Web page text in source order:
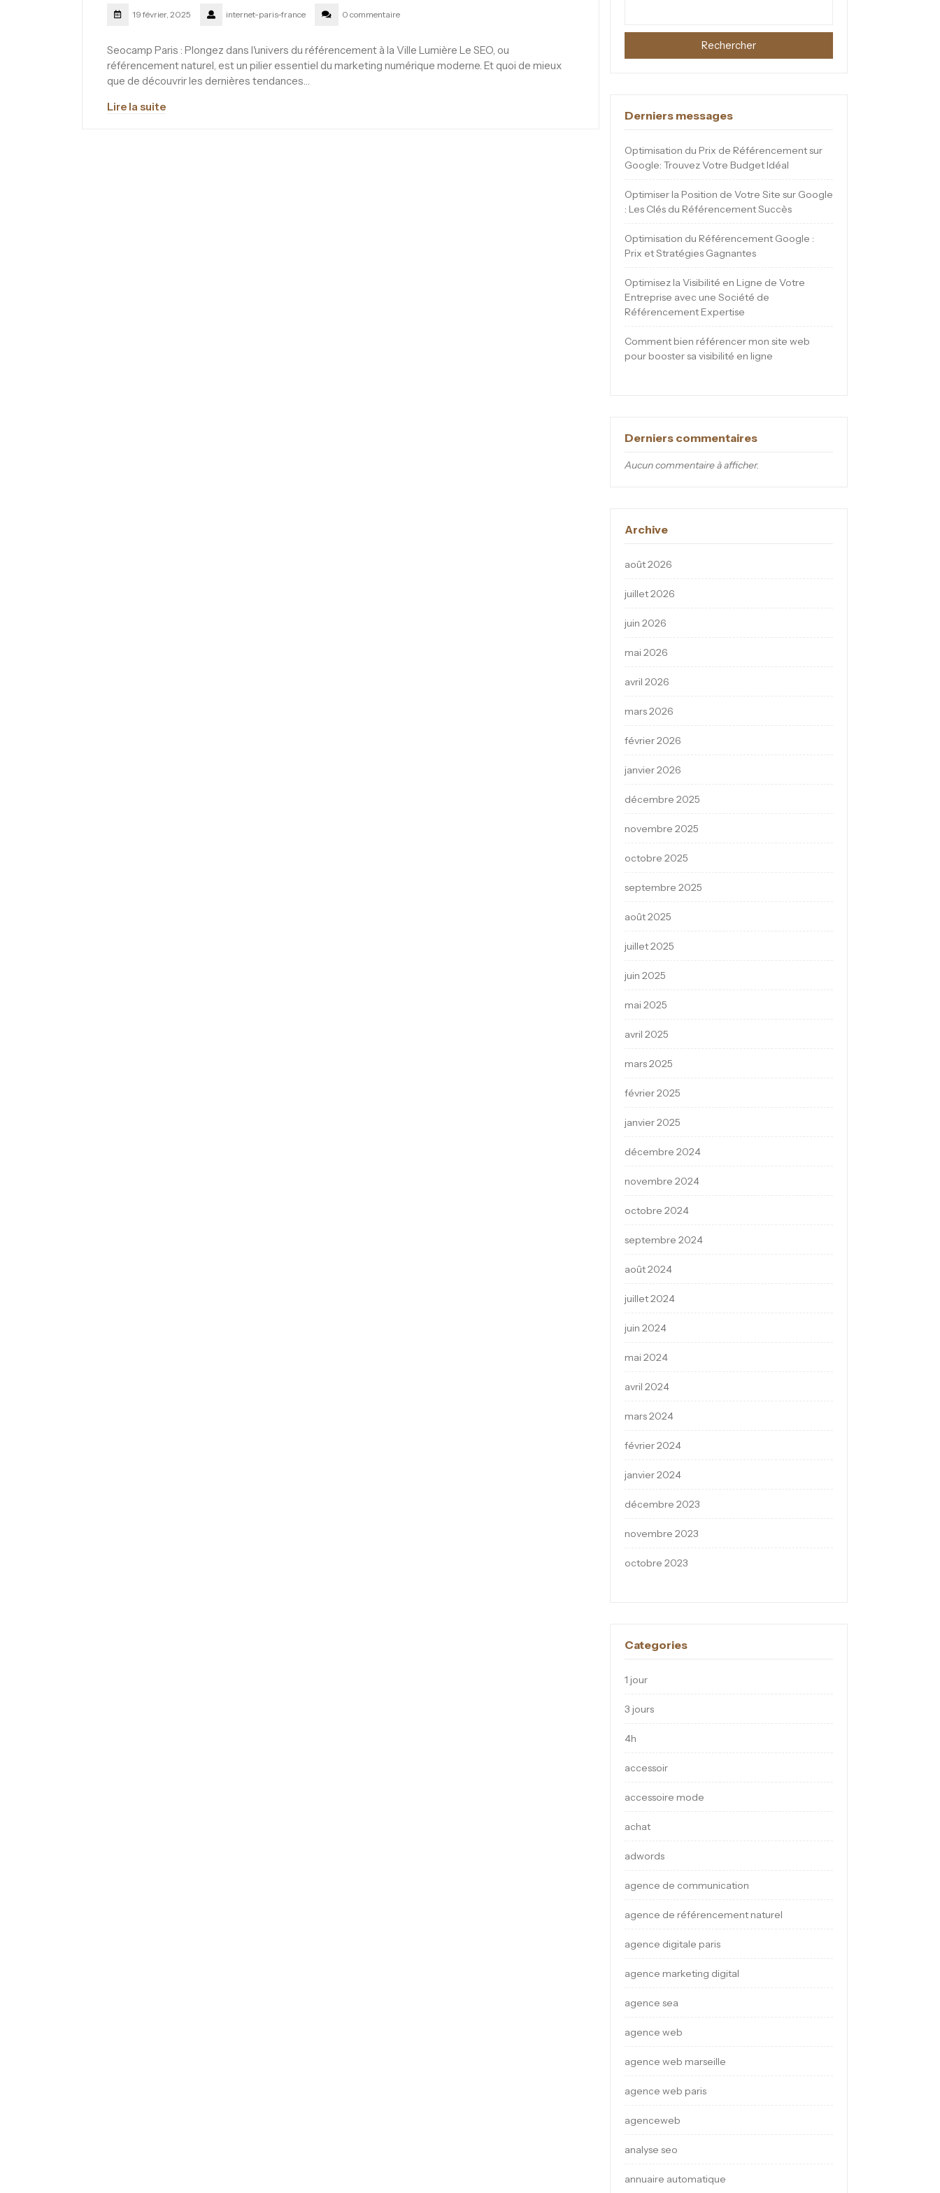
19 février, 2025 internet-paris-france 0 commentaire
Seocamp Paris : Plongez dans l'univers du référencement à la Ville Lumière Le SEO, ou
référencement naturel, est un pilier essentiel du marketing numérique moderne. Et quoi de mieux
que de découvrir les dernières tendances…
Lire la suite
Rechercher
Derniers messages
Optimisation du Prix de Référencement sur
Google: Trouvez Votre Budget Idéal
Optimiser la Position de Votre Site sur Google
: Les Clés du Référencement Succès
Optimisation du Référencement Google :
Prix et Stratégies Gagnantes
Optimisez la Visibilité en Ligne de Votre
Entreprise avec une Société de
Référencement Expertise
Comment bien référencer mon site web
pour booster sa visibilité en ligne
Derniers commentaires
Aucun commentaire à afficher.
Archive
août 2026
juillet 2026
juin 2026
mai 2026
avril 2026
mars 2026
février 2026
janvier 2026
décembre 2025
novembre 2025
octobre 2025
septembre 2025
août 2025
juillet 2025
juin 2025
mai 2025
avril 2025
mars 2025
février 2025
janvier 2025
décembre 2024
novembre 2024
octobre 2024
septembre 2024
août 2024
juillet 2024
juin 2024
mai 2024
avril 2024
mars 2024
février 2024
janvier 2024
décembre 2023
novembre 2023
octobre 2023
Categories
1 jour
3 jours
4h
accessoir
accessoire mode
achat
adwords
agence de communication
agence de référencement naturel
agence digitale paris
agence marketing digital
agence sea
agence web
agence web marseille
agence web paris
agenceweb
analyse seo
annuaire automatique